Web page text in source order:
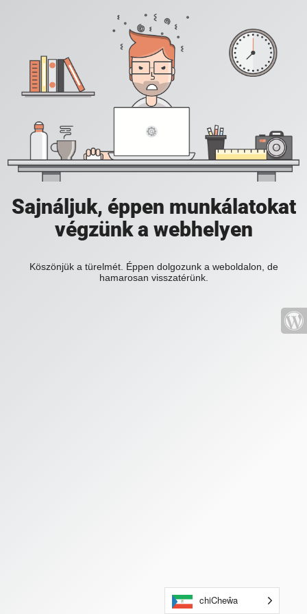
Sajnáljuk, éppen munkálatokat
végzünk a webhelyen
Köszönjük a türelmét. Éppen dolgozunk a weboldalon, de
hamarosan visszatérünk.
chiCheŵa